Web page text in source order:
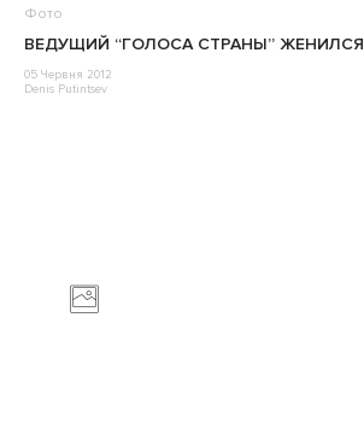
Фото
ВЕДУЩИЙ “ГОЛОСА СТРАНЫ” ЖЕНИЛСЯ
05 Червня 2012
Denis Putintsev